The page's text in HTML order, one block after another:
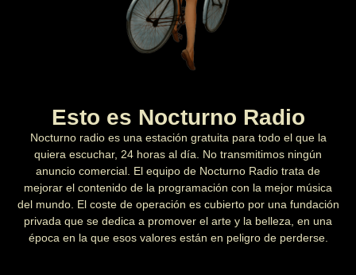
Esto es Nocturno Radio
Nocturno radio es una estación gratuita para todo el que la
quiera escuchar, 24 horas al día. No transmitimos ningún
anuncio comercial. El equipo de Nocturno Radio trata de
mejorar el contenido de la programación con la mejor música
del mundo. El coste de operación es cubierto por una fundación
privada que se dedica a promover el arte y la belleza, en una
época en la que esos valores están en peligro de perderse.